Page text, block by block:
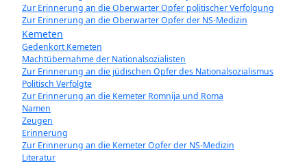
Zur Erinnerung an die Oberwarter Opfer politischer Verfolgung
Zur Erinnerung an die Oberwarter Opfer der NS-Medizin
Kemeten
Gedenkort Kemeten
Machtübernahme der Nationalsozialisten
Zur Erinnerung an die jüdischen Opfer des Nationalsozialismus
Politisch Verfolgte
Zur Erinnerung an die Kemeter Romnija und Roma
Namen
Zeugen
Erinnerung
Zur Erinnerung an die Kemeter Opfer der NS-Medizin
Literatur